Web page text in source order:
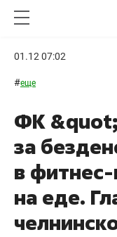
01.12 07:02
#еще
ФК
за
в
на еде.